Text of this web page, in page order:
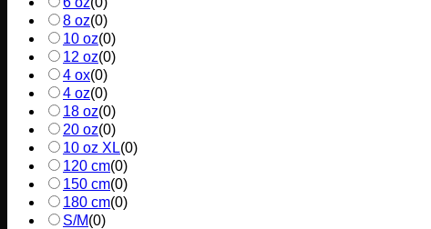
8 oz(0)
10 oz(0)
12 oz(0)
4 ox(0)
4 oz(0)
18 oz(0)
20 oz(0)
10 oz XL(0)
120 cm(0)
150 cm(0)
180 cm(0)
S/M(0)